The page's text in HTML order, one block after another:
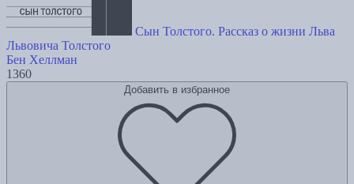
Сын Толстого. Рассказ о жизни Льва
Львовича Толстого
Бен Хеллман
1360
Добавить в избранное